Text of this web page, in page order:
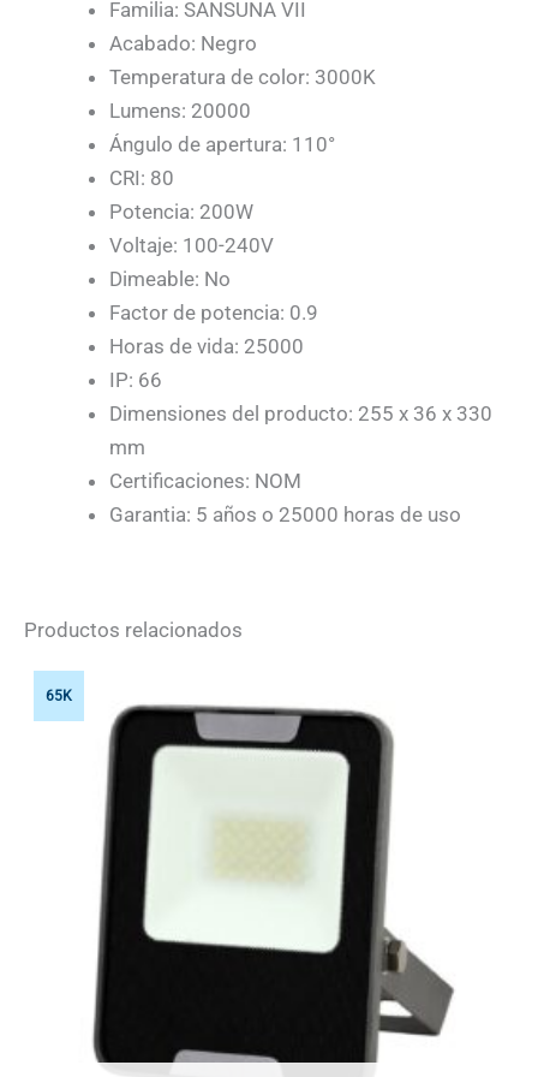
Familia: SANSUNA VII
Acabado: Negro
Temperatura de color: 3000K
Lumens: 20000
Ángulo de apertura: 110°
CRI: 80
Potencia: 200W
Voltaje: 100-240V
Dimeable: No
Factor de potencia: 0.9
Horas de vida: 25000
IP: 66
Dimensiones del producto: 255 x 36 x 330
mm
Certificaciones: NOM
Garantia: 5 años o 25000 horas de uso
Productos relacionados
65K